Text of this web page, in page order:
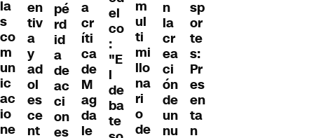
la
s
co
m
un
ic
ac
io
ne
en
tiv
a
y
ad
ol
es
ce
nt
pé
rd
id
a
de
ac
ci
on
es
a
cr
íti
ca
de
M
ag
da
le
el
co
:
"E
l
de
ba
te
m
ul
ti
mi
llo
na
ri
o
de
n
la
cr
ea
ci
ón
de
un
nu
sp
or
te
s:
Pr
es
en
ta
n